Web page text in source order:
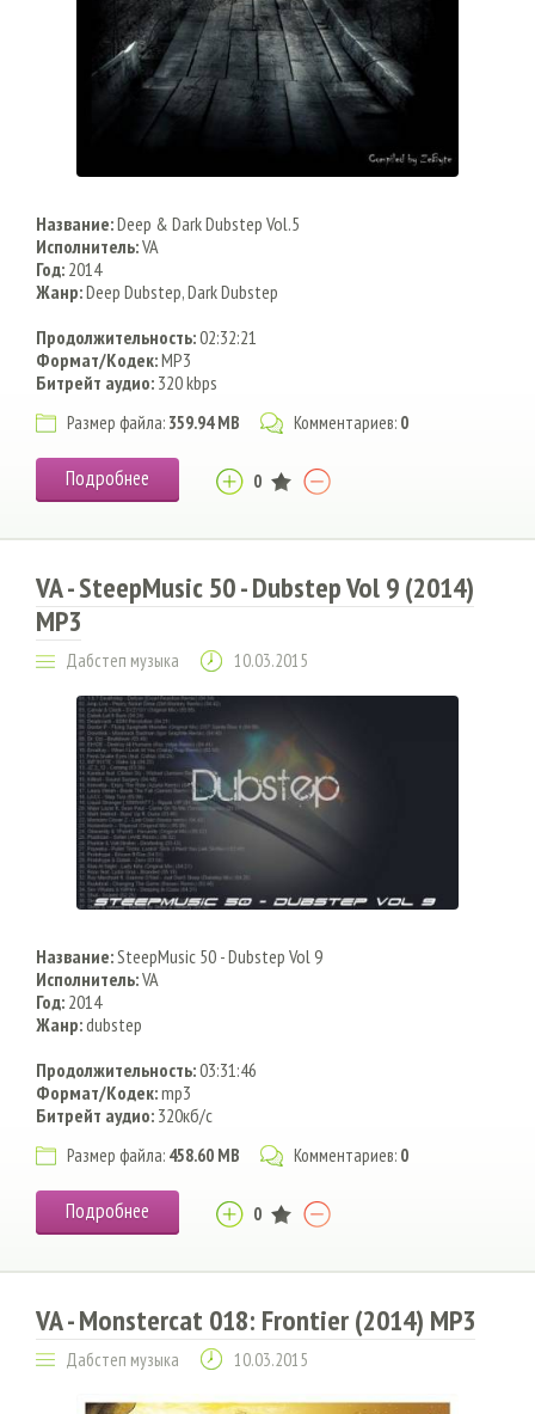
Название:Deep & Dark Dubstep Vol.5
Исполнитель:VA
Год: 2014
Жанр:Deep Dubstep, Dark Dubstep
Продолжительность:02:32:21
Формат/Кодек:MP3
Битрейт аудио: 320 kbps
Размер файла: 359.94 MB Комментариев: 0
Подробнее 0
VA - SteepMusic 50 - Dubstep Vol 9 (2014)
MP3
Дабстеп музыка 10.03.2015
Название:SteepMusic 50 - Dubstep Vol 9
Исполнитель:VA
Год: 2014
Жанр:dubstep
Продолжительность:03:31:46
Формат/Кодек:mp3
Битрейт аудио: 320кб/с
Размер файла: 458.60 MB Комментариев: 0
Подробнее 0
VA - Monstercat 018: Frontier (2014) MP3
Дабстеп музыка 10.03.2015